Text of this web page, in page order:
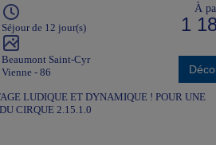
Séjour de 12 jour(s)
Beaumont Saint-Cyr
Vienne - 86
À
1
LUDIQUE ET DYNAMIQUE ! POUR UNE
CIRQUE 2.15.1.0